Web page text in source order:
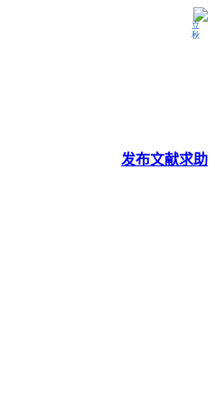
立秋
发布文献求助